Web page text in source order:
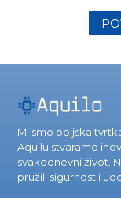
Mi smo poljska
Aquilu stvaramo
svakodnevni život.
pružili sigurnost i